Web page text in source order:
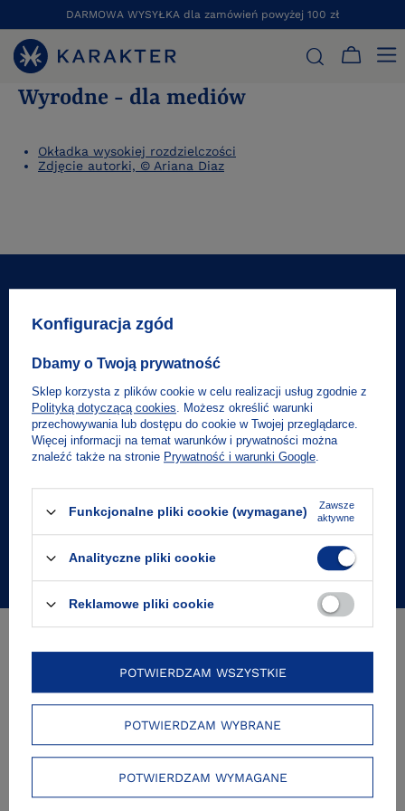
DARMOWA WYSYŁKA dla zamówień powyżej 100 zł
STRONA GŁÓWNA WYRODNE - DLA MEDIÓW
Wyrodne - dla mediów
Okładka wysokiej rozdzielczości
Zdjęcie autorki, © Ariana Diaz
10% na pierwsze zakupy
wydarzeniach!
Podaj swój adres e-mail
Zgoda na przetwarzanie danych osobowych
Wydawnictwo
Karakter jest
członkiem Polskiej
Konfiguracja zgód
Dbamy o Twoją prywatność
Sklep korzysta z plików cookie w celu realizacji usług zgodnie z
Polityką dotyczącą cookies. Możesz określić warunki
przechowywania lub dostępu do cookie w Twojej przeglądarce.
Więcej informacji na temat warunków i prywatności można
znaleźć także na stronie Prywatność i warunki Google.
Funkcjonalne pliki cookie (wymagane)
Zawsze
aktywne
Analityczne pliki cookie
Reklamowe pliki cookie
POTWIERDZAM WYBRANE
POTWIERDZAM WYMAGANE
POTWIERDZAM WSZYSTKIE